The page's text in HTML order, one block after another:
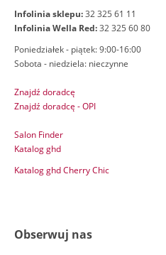
Infolinia sklepu:32 325 61 11
Infolinia Wella Red:32 325 60 80
Poniedziałek - piątek: 9:00-16:00
Sobota - niedziela: nieczynne
Znajdź doradcę
Znajdź doradcę - OPI
Salon Finder
Katalog ghd
Katalog ghd Cherry Chic
Obserwuj nas